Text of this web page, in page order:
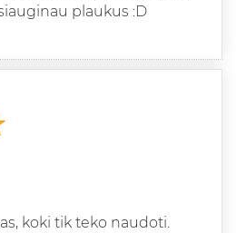
plaukus :D
koki tik teko naudoti.